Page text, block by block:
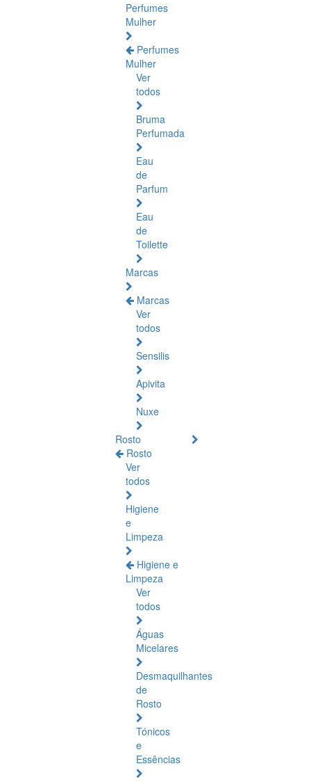
Perfumes
Mulher
Perfumes
Mulher
Ver
todos
Bruma
Perfumada
Eau
de
Parfum
Eau
de
Toilette
Marcas
Marcas
Ver
todos
Sensilis
Apivita
Nuxe
Rosto
Rosto
Ver
todos
Higiene
e
Limpeza
Higiene e
Limpeza
Ver
todos
Águas
Micelares
Desmaquilhantes
de
Rosto
Tónicos
e
Essências